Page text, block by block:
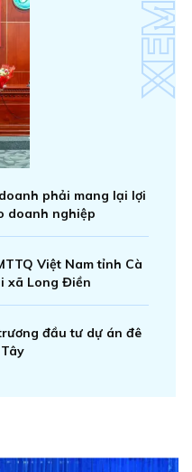
phải mang lại lợi
doanh nghiệp
Việt Nam tỉnh Cà
xã Long Điền
đầu tư dự án đê